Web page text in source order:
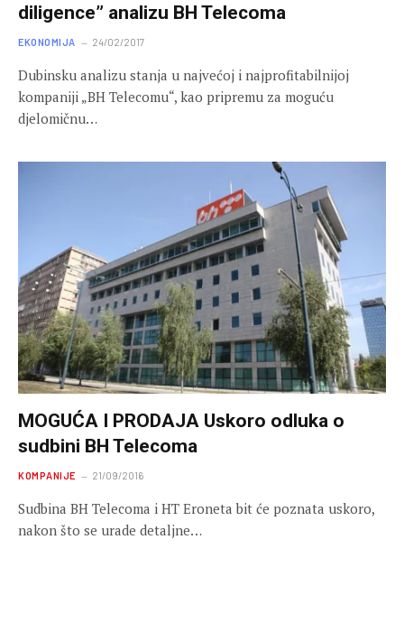
diligence” analizu BH Telecoma
EKONOMIJA 24/02/2017
Dubinsku analizu stanja u najvećoj i najprofitabilnijoj
kompaniji „BH Telecomu“, kao pripremu za moguću
djelomičnu…
MOGUĆA I PRODAJA Uskoro odluka o
sudbini BH Telecoma
KOMPANIJE 21/09/2016
Sudbina BH Telecoma i HT Eroneta bit će poznata uskoro,
nakon što se urade detaljne…